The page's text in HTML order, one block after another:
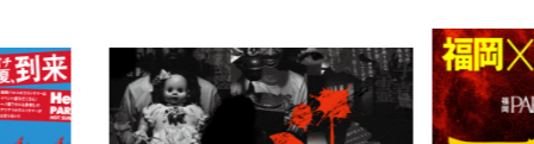
PARCOメンバーズ